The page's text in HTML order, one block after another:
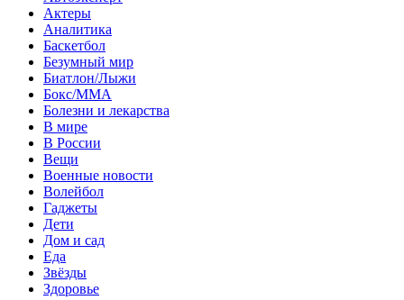
Актеры
Аналитика
Баскетбол
Безумный мир
Биатлон/Лыжи
Бокс/MMA
Болезни и лекарства
В мире
В России
Вещи
Военные новости
Волейбол
Гаджеты
Дети
Дом и сад
Еда
Звёзды
Здоровье